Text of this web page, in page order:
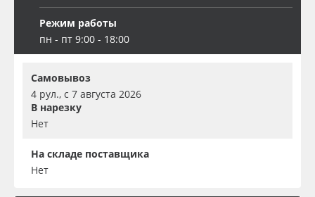
Режим работы
пн - пт 9:00 - 18:00
Самовывоз
4 рул., с 7 августа 2026
В нарезку
Нет
На складе поставщика
Нет